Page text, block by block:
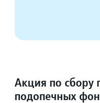
Акция по
подопечных